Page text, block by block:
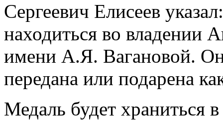
Сергеевич Елисеев
находиться во владении
имени А.Я. Вагановой.
передана или подарена
Медаль будет храниться